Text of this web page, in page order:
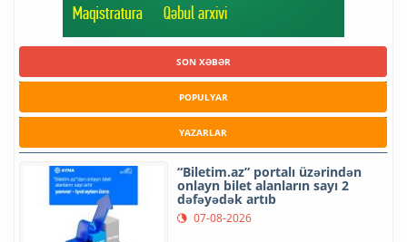
SON XƏBƏR
POPULYAR
YAZARLAR
“Biletim.az” portalı üzərindən
onlayn bilet alanların sayı 2
dəfəyədək artıb
07-08-2026